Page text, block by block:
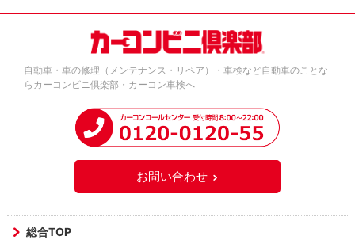
自動車・車の修理（メンテナンス・リペア）・車検など自動車のことな
らカーコンビニ倶楽部・カーコン車検へ
お問い合わせ
総合TOP